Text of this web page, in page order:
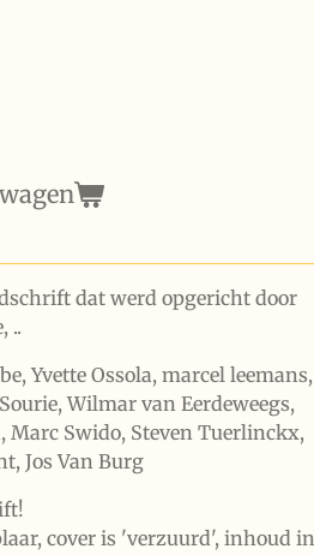
dat werd opgericht door
..
Yvette Ossola, marcel leemans,
Wilmar van Eerdeweegs,
Marc Swido, Steven Tuerlinckx,
Jos Van Burg
cover is 'verzuurd', inhoud in